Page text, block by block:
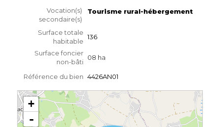
Vocation(s)
secondaire(s)
Tourisme rural-hébergement
Surface totale
habitable
136
Surface foncier
non-bâti
08 ha
Référence du bien 4426AN01
+
-